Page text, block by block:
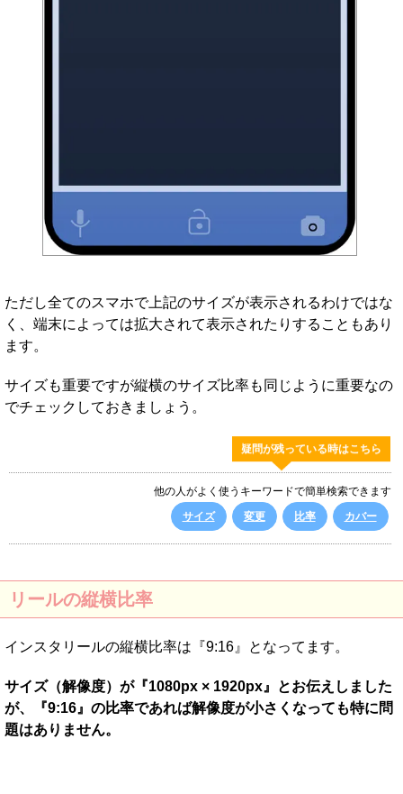
ただし全てのスマホで上記のサイズが表示されるわけではな
く、端末によっては拡大されて表示されたりすることもあり
ます。
サイズも重要ですが縦横のサイズ比率も同じように重要なの
でチェックしておきましょう。
疑問が残っている時はこちら
他の人がよく使うキーワードで簡単検索できます
サイズ
変更 比率 カバー
リールの縦横比率
インスタリールの縦横比率は『9:16』となってます。
サイズ（解像度）が『1080px × 1920px』とお伝えしました
が、『9:16』の比率であれば解像度が小さくなっても特に問
題はありません。